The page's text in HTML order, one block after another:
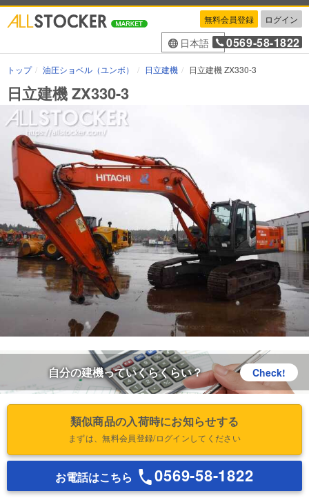
無料会員登録 ログイン
日本語 0569-58-1822
トップ 油圧ショベル（ユンボ） 日立建機 日立建機 ZX330-3
日立建機 ZX330-3
自分の建機っていくらくらい？ Check!
類似商品の入荷時にお知らせする
まずは、無料会員登録/ログインしてください
お電話はこちら 0569-58-1822